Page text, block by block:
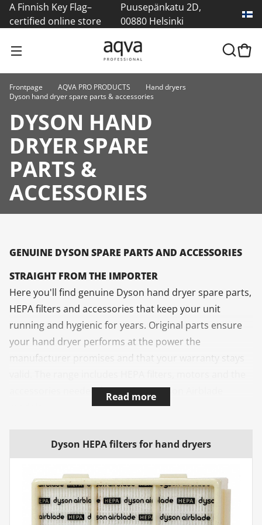
A Finnish Key Flag–
certified online store
Puusepänkatu 2D,
00880 Helsinki
Frontpage AQVA PRO PRODUCTS
Hand dryers
Dyson hand dryer spare parts & accessories
DYSON HAND
DRYER SPARE
PARTS &
ACCESSORIES
GENUINE DYSON SPARE PARTS AND ACCESSORIES
STRAIGHT FROM THE IMPORTER
Here you'll find genuine Dyson hand dryer spare parts,
HEPA filters and accessories that keep your unit
running and hygienic for years. Original parts ensure
your hand dryer performs at the power the
manufacturer promises and that your warranty stays
accessories needed for servicing Dyson Airblade
AQVA Professional has been the official importer of
dryer spare parts and accessories reliably straight
from our warehouse and help you find the right part
for your unit. Our store is a Finnish Avainlippu (Key
Read more
Dyson HEPA filters for hand dryers